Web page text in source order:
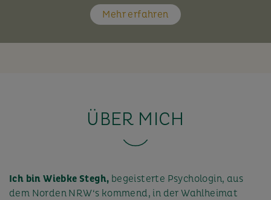
Mehr erfahren
ÜBER MICH
Ich bin Wiebke Stegh, begeisterte Psychologin, aus
dem Norden NRW‘s kommend, in der Wahlheimat